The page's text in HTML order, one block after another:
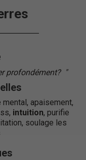
profondément? ""
mental, apaisement,
intuition, purifie
soulage les